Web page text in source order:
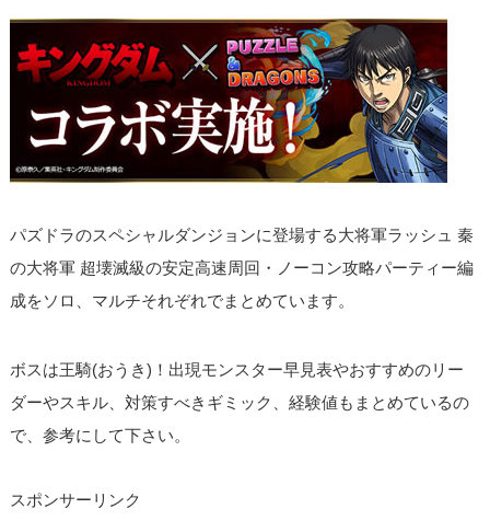
パズドラのスペシャルダンジョンに登場する大将軍ラッシュ 秦
の大将軍 超壊滅級の安定高速周回・ノーコン攻略パーティー編
成をソロ、マルチそれぞれでまとめています。
ボスは王騎(おうき)！出現モンスター早見表やおすすめのリー
ダーやスキル、対策すべきギミック、経験値もまとめているの
で、参考にして下さい。
スポンサーリンク